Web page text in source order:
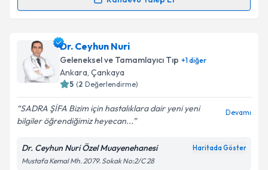
Takvim Talebini Gönder
Randevu Takvimi Talebi
Dr. Makbule Erdemiçin randevu takvimi talebi
oluşturun. Size bu uzmandan randevu almanız için bir
takvim hazırlandığında e-posta ile bilgilendireceğiz.
Kişisel verilerimin işlenmesine ilişkin
Aydınlatma
Metni'ni okudum ve kişisel verilerimin belirtilen
Dr. Ceyhun Nuri
Geleneksel ve Tamamlayıcı Tıp +1diğer
Ankara, Çankaya
5 (2 Değerlendirme)
SADRA ŞİFA Bizim için hastalıklara dair yeni yeni
bilgiler öğrendiğimiz heyecan...
Devamı
Dr. Ceyhun Nuri Özel Muayenehanesi Haritada Göster
Mustafa Kemal Mh. 2079. Sokak No:2/C 28